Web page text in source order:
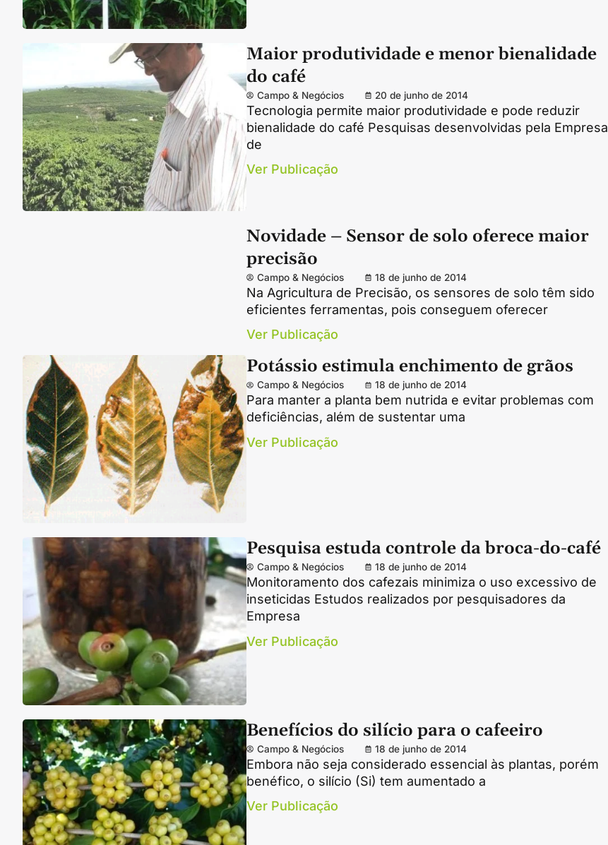
Maior produtividade e menor bienalidade
do café
Campo & Negócios 20 de junho de 2014
Tecnologia permite maior produtividade e pode reduzir
bienalidade do café Pesquisas desenvolvidas pela Empresa
de
Ver Publicação
Novidade – Sensor de solo oferece maior
precisão
Campo & Negócios 18 de junho de 2014
Na Agricultura de Precisão, os sensores de solo têm sido
eficientes ferramentas, pois conseguem oferecer
Ver Publicação
Potássio estimula enchimento de grãos
Campo & Negócios 18 de junho de 2014
Para manter a planta bem nutrida e evitar problemas com
deficiências, além de sustentar uma
Ver Publicação
Pesquisa estuda controle da broca-do-café
Campo & Negócios 18 de junho de 2014
Monitoramento dos cafezais minimiza o uso excessivo de
inseticidas Estudos realizados por pesquisadores da
Empresa
Ver Publicação
Benefícios do silício para o cafeeiro
Campo & Negócios 18 de junho de 2014
Embora não seja considerado essencial às plantas, porém
benéfico, o silício (Si) tem aumentado a
Ver Publicação